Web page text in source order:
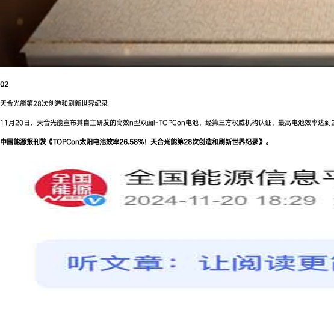
02
天合光能第28次创造和刷新世界纪录
11月20日，天合光能宣布其自主研发的高效n型双面i-TOPCon电池，经第三方权威机构认证，最高电池效率达
中国能源报刊发《TOPCon太阳电池效率26.58%！天合光能第28次创造和刷新世界纪录》。